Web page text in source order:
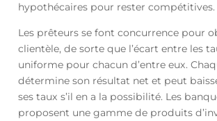
hypothécaires pour rester compétitives.
Les prêteurs se font concurrence pour
clientèle, de sorte que l’écart entre les
uniforme pour chacun d’entre eux.
détermine son résultat net et peut
ses taux s’il en a la possibilité. Les
proposent une gamme de produits